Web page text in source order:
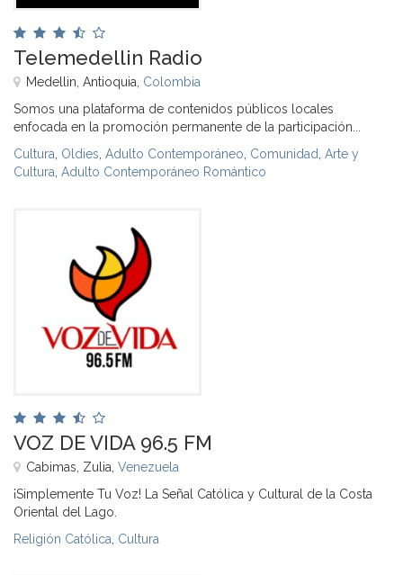
Telemedellin Radio
Medellin, Antioquia, Colombia
Somos una plataforma de contenidos públicos locales
enfocada en la promoción permanente de la participación...
Cultura Oldies Adulto Contemporáneo Comunidad Arte y
Cultura Adulto Contemporáneo Romántico
VOZ DE VIDA 96.5 FM
Cabimas, Zulia, Venezuela
¡Simplemente Tu Voz! La Señal Católica y Cultural de la Costa
Oriental del Lago.
Religión Católica Cultura